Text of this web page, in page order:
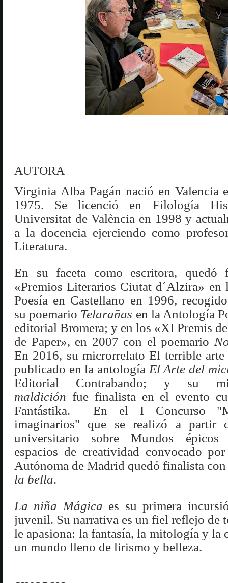
AUTORA
Virginia Alba Pagán nació en Valencia
1975. Se licenció en Filología
Universitat de València en 1998 y
a la docencia ejerciendo como
Literatura.
En su faceta como escritora, quedó
«Premios Literarios Ciutat d´Alzira» en
Poesía en Castellano en 1996,
su poemario Telarañas en la Antología
editorial Bromera; y en los «XI Premis
de Paper», en 2007 con el poemario
En 2016, su microrrelato El terrible
publicado en la antología El Arte del
Editorial Contrabando; y su
maldición fue finalista en el evento
Fantástika. En el I Concurso
imaginarios" que se realizó a partir
universitario sobre Mundos
espacios de creatividad convocado
Autónoma de Madrid quedó finalista
la bella.
La niña Mágica es su primera
juvenil. Su narrativa es un fiel reflejo de
le apasiona: la fantasía, la mitología y la
un mundo lleno de lirismo y belleza.